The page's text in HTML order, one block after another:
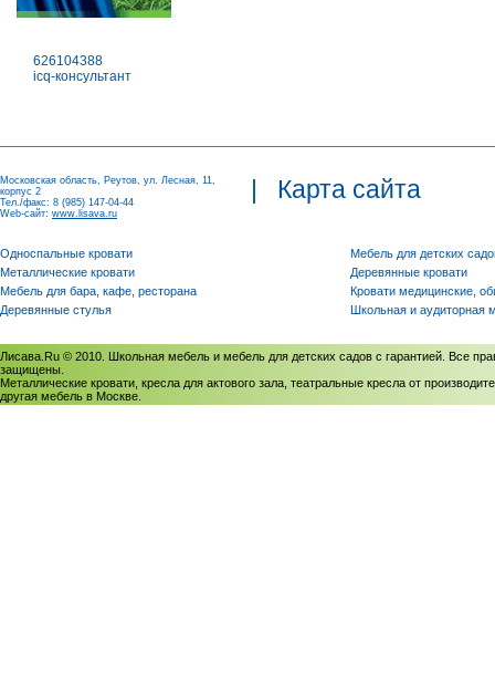
626104388
icq-консультант
Московская область, Реутов, ул. Лесная, 11,
корпус 2
Тел./факс: 8 (985) 147-04-44
Web-сайт: www.lisava.ru
| Карта сайта
Односпальные кровати
Металлические кровати
Мебель для бара, кафе, ресторана
Деревянные стулья
Мебель для детских
Деревянные кровати
Кровати медицинские,
Школьная и аудиторная
Лисава.Ru © 2010. Школьная мебель и мебель для детских садов с гарантией. Все
защищены.
Металлические кровати, кресла для актового зала, театральные кресла от
другая мебель в Москве.
Политика использования cookies/Соглашение на обработку персональных данных